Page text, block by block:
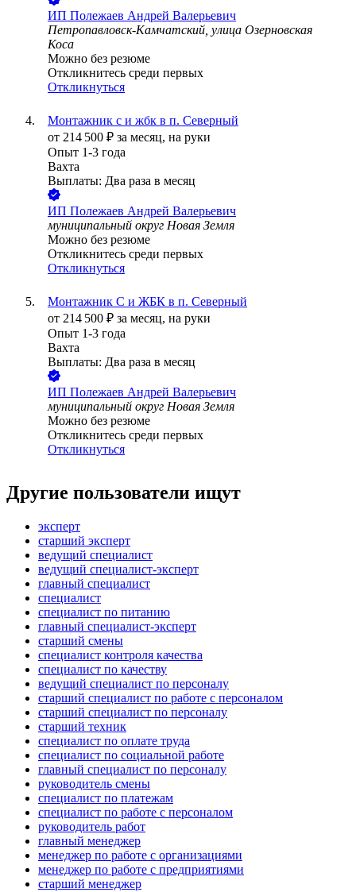
ИП Полежаев Андрей Валерьевич
Петропавловск-Камчатский, улица Озерновская
Коса
Можно без резюме
Откликнитесь среди первых
Откликнуться
Монтажник с и жбк в п. Северный
от 214 500 ₽ за месяц, на руки
Опыт 1-3 года
Вахта
Выплаты: Два раза в месяц
ИП Полежаев Андрей Валерьевич
муниципальный округ Новая Земля
Можно без резюме
Откликнитесь среди первых
Откликнуться
Монтажник С и ЖБК в п. Северный
от 214 500 ₽ за месяц, на руки
Опыт 1-3 года
Вахта
Выплаты: Два раза в месяц
ИП Полежаев Андрей Валерьевич
муниципальный округ Новая Земля
Можно без резюме
Откликнитесь среди первых
Откликнуться
Другие пользователи ищут
эксперт
старший эксперт
ведущий специалист
ведущий специалист-эксперт
главный специалист
специалист
специалист по питанию
главный специалист-эксперт
старший смены
специалист контроля качества
специалист по качеству
ведущий специалист по персоналу
старший специалист по работе с персоналом
старший специалист по персоналу
старший техник
специалист по оплате труда
специалист по социальной работе
главный специалист по персоналу
руководитель смены
специалист по платежам
специалист по работе с персоналом
руководитель работ
главный менеджер
менеджер по работе с организациями
менеджер по работе с предприятиями
старший менеджер